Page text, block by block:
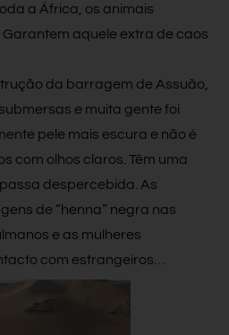
a África, os animais
aquele extra de caos
da barragem de Assuão,
e muita gente foi
pele mais escura e não é
com olhos claros. Têm uma
despercebida. As
de “henna” negra nas
e as mulheres
com estrangeiros…